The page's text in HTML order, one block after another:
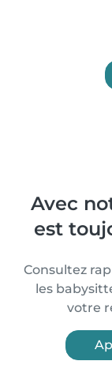
Avec
est
Consultez
les
votre